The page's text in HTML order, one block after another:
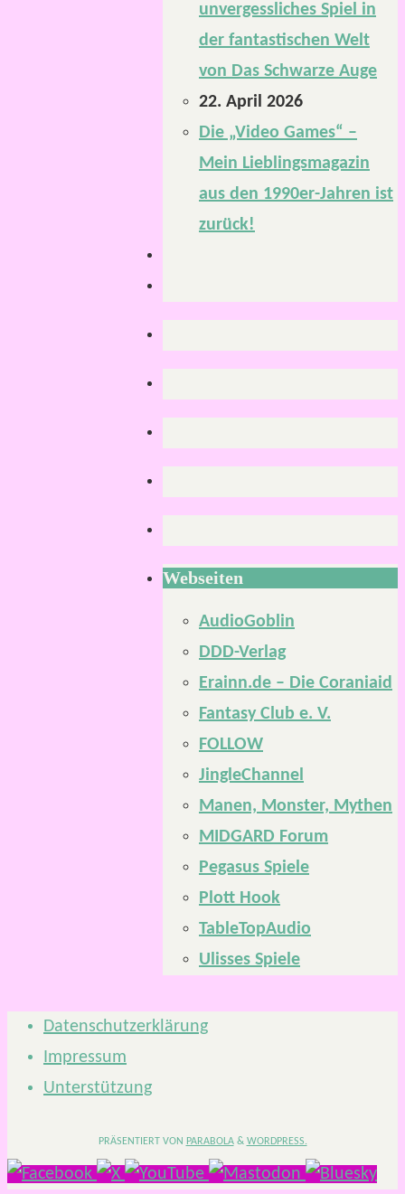
unvergessliches Spiel in
der fantastischen Welt
von Das Schwarze Auge
22. April 2026
Die „Video Games“ –
Mein Lieblingsmagazin
aus den 1990er-Jahren ist
zurück!
Webseiten
AudioGoblin
DDD-Verlag
Erainn.de – Die Coraniaid
Fantasy Club e. V.
FOLLOW
JingleChannel
Manen, Monster, Mythen
MIDGARD Forum
Pegasus Spiele
Plott Hook
TableTopAudio
Ulisses Spiele
Datenschutzerklärung
Impressum
Unterstützung
PRÄSENTIERT VON PARABOLA& WORDPRESS.